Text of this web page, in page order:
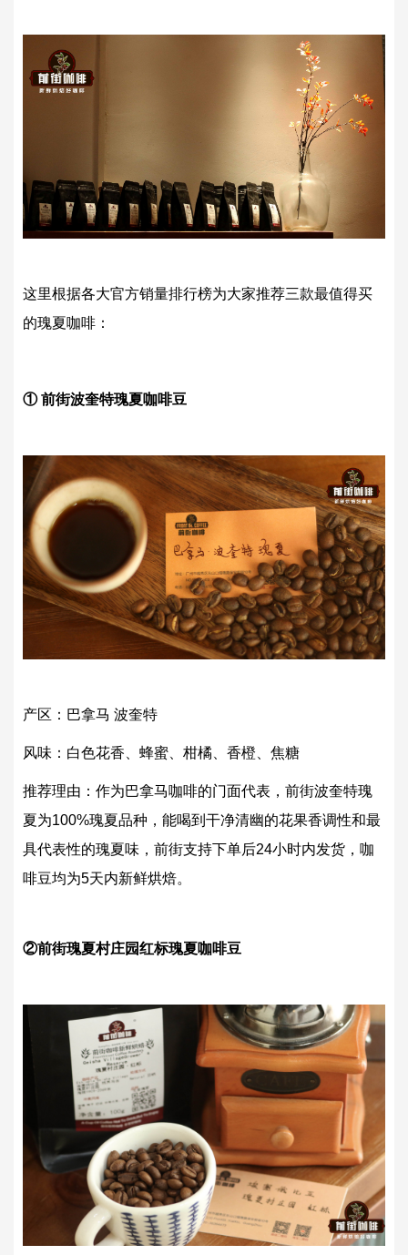
这里根据各大官方销量排行榜为大家推荐三款最值得买
的瑰夏咖啡：
① 前街波奎特瑰夏咖啡豆
产区：巴拿马 波奎特
风味：白色花香、蜂蜜、柑橘、香橙、焦糖
推荐理由：作为巴拿马咖啡的门面代表，前街波奎特瑰
夏为100%瑰夏品种，能喝到干净清幽的花果香调性和最
具代表性的瑰夏味，前街支持下单后24小时内发货，咖
啡豆均为5天内新鲜烘焙。
②前街瑰夏村庄园红标瑰夏咖啡豆